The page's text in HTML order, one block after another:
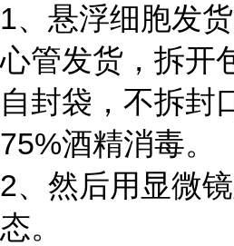
1、悬浮细胞发
心管发货，拆开
自封袋，不拆封
75%酒精消毒。
2、然后用显微
态。